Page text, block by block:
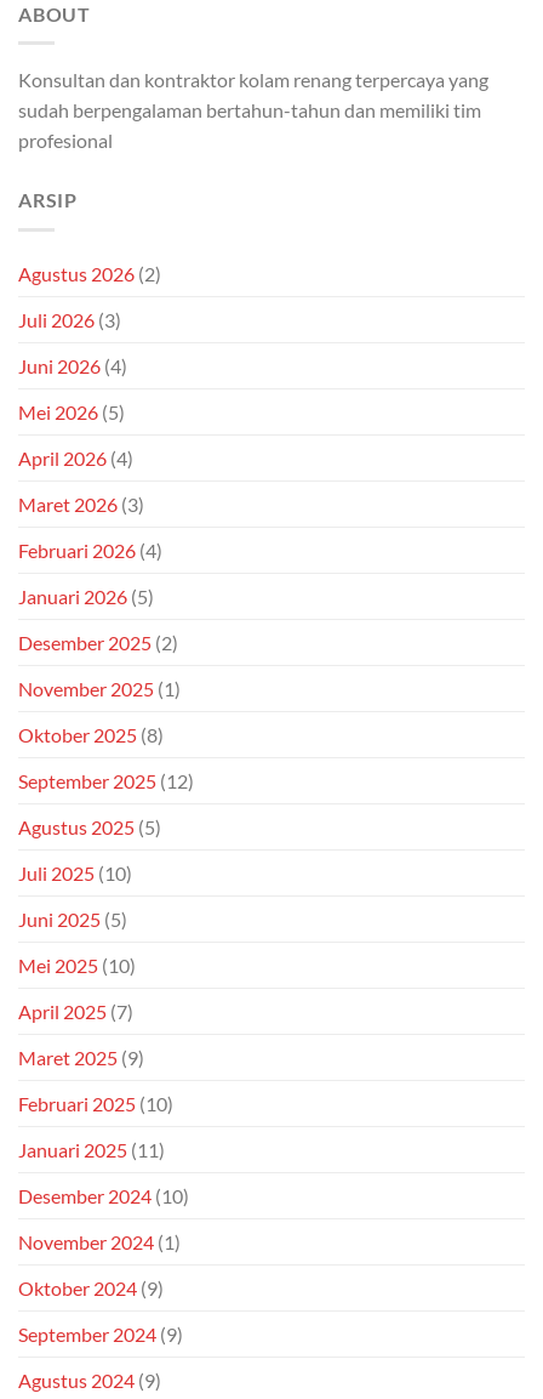
ABOUT
Konsultan dan kontraktor kolam renang terpercaya yang
sudah berpengalaman bertahun-tahun dan memiliki tim
profesional
ARSIP
Agustus 2026 (2)
Juli 2026 (3)
Juni 2026 (4)
Mei 2026 (5)
April 2026 (4)
Maret 2026 (3)
Februari 2026 (4)
Januari 2026 (5)
Desember 2025 (2)
November 2025 (1)
Oktober 2025 (8)
September 2025 (12)
Agustus 2025 (5)
Juli 2025 (10)
Juni 2025 (5)
Mei 2025 (10)
April 2025 (7)
Maret 2025 (9)
Februari 2025 (10)
Januari 2025 (11)
Desember 2024 (10)
November 2024 (1)
Oktober 2024 (9)
September 2024 (9)
Agustus 2024 (9)